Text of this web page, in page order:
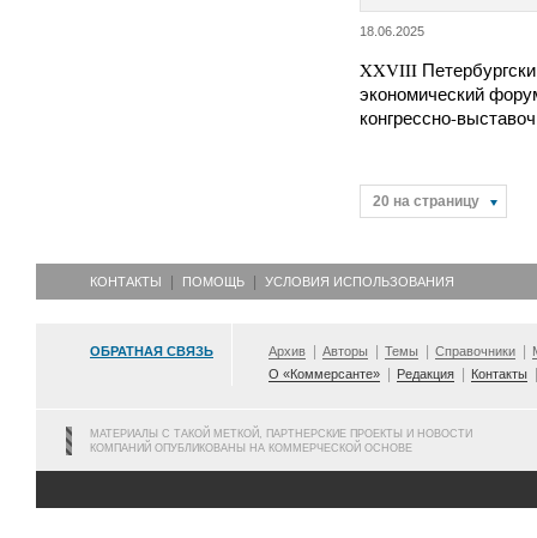
18.06.2025
XXVIII
экономический
конгрессно-
20 на страницу
КОНТАКТЫ ПОМОЩЬ УСЛОВИЯ ИСПОЛЬЗОВАНИЯ
ОБРАТНАЯ СВЯЗЬ Архив Авторы Темы Справочники
О «Коммерсанте»
Редакция Контакты
МАТЕРИАЛЫ С ТАКОЙ МЕТКОЙ, ПАРТНЕРСКИЕ ПРОЕКТЫ И НОВОСТИ
КОМПАНИЙ ОПУБЛИКОВАНЫ НА КОММЕРЧЕСКОЙ ОСНОВЕ